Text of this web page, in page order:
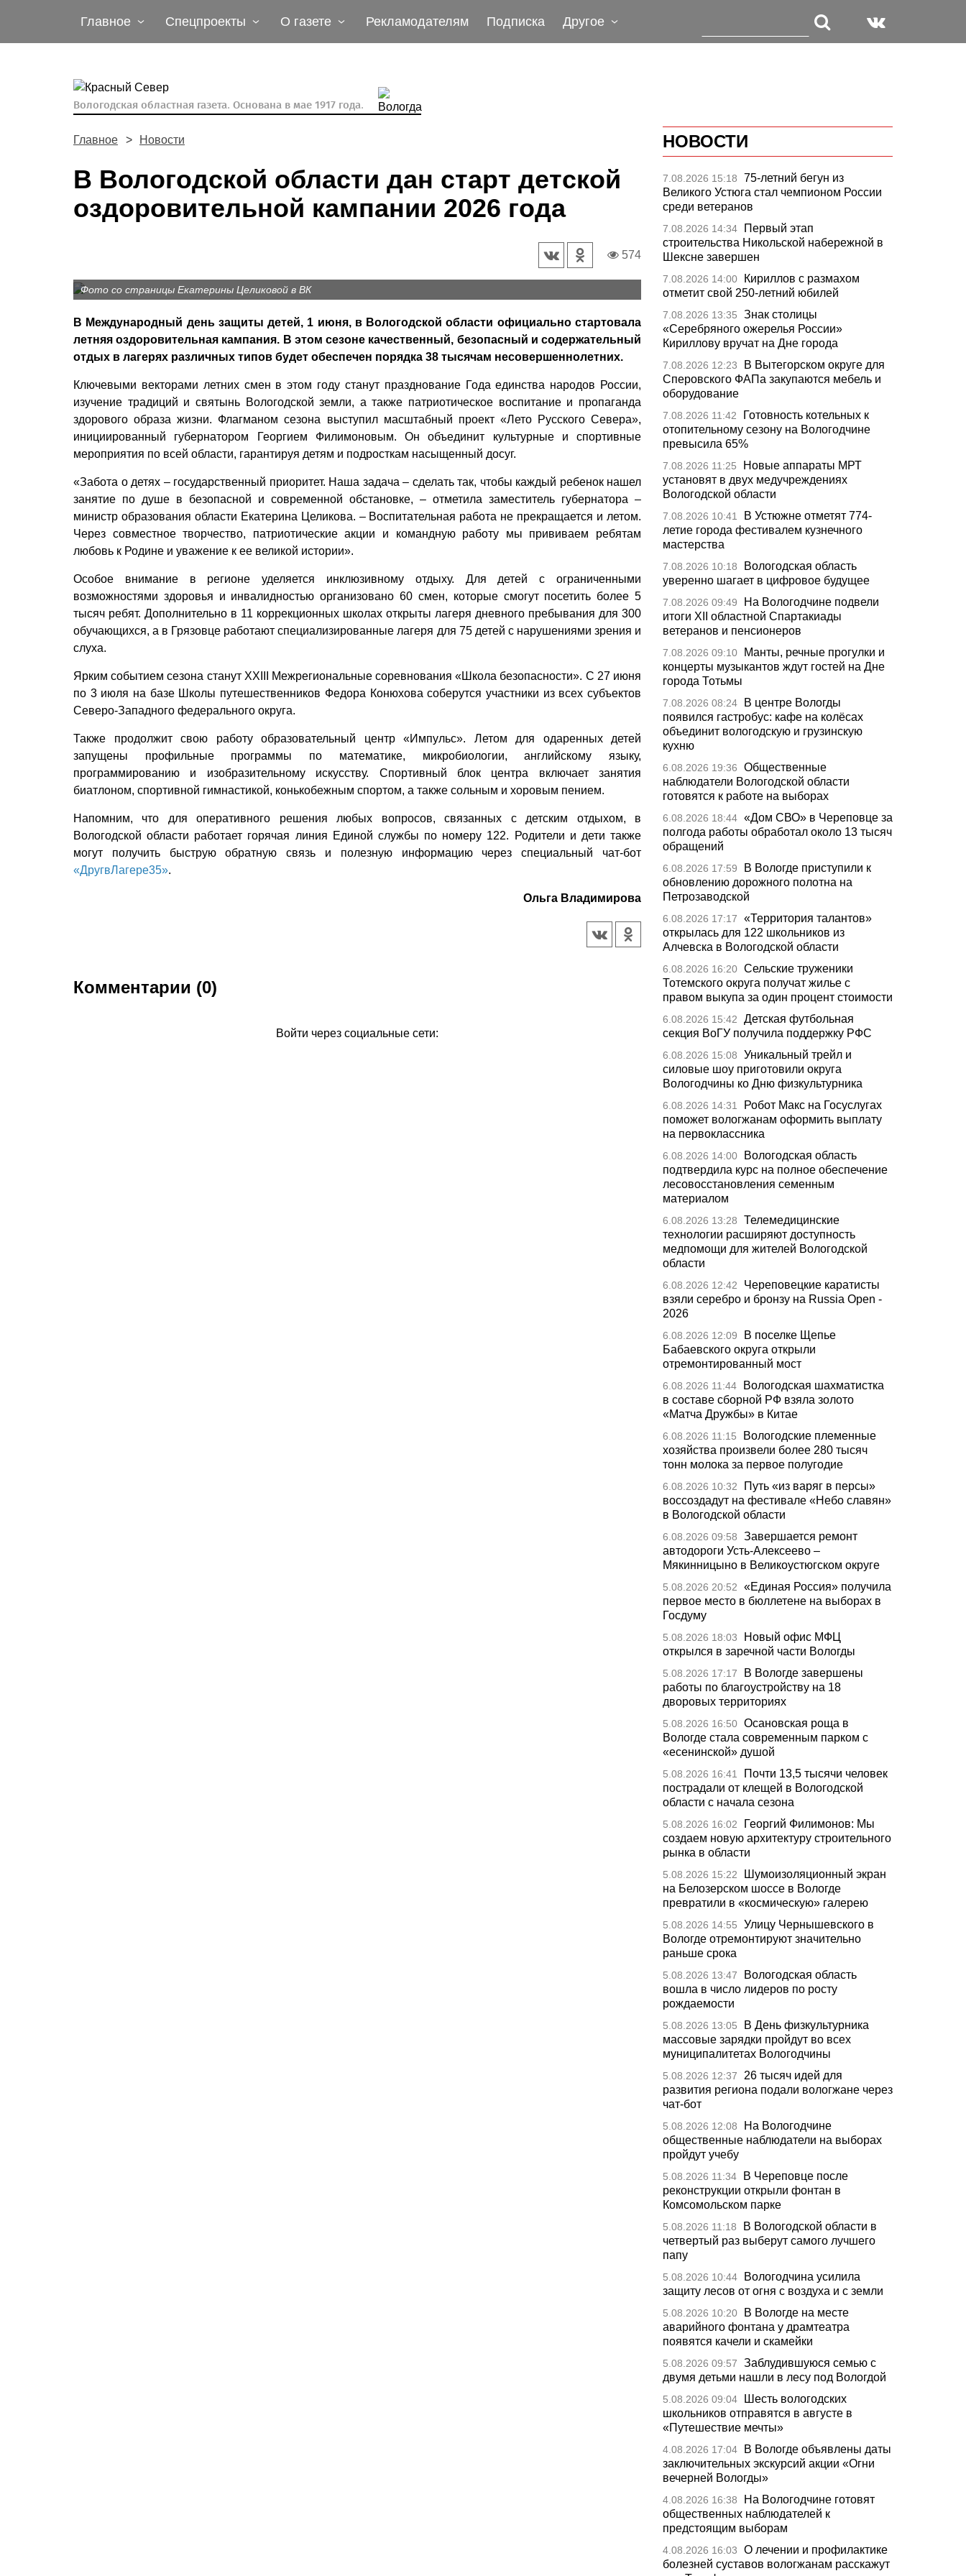
Главное Спецпроекты О газете Рекламодателям Подписка Другое
Вологодская областная газета. Основана в мае 1917 года.
Главное Новости
В Вологодской области дан старт детской
оздоровительной кампании 2026 года
574
Фото со страницы Екатерины Целиковой в ВК
В Международный день защиты детей, 1 июня, в Вологодской области официально стартовала
летняя оздоровительная кампания. В этом сезоне качественный, безопасный и содержательный
отдых в лагерях различных типов будет обеспечен порядка 38 тысячам несовершеннолетних.
Ключевыми векторами летних смен в этом году станут празднование Года единства народов России,
изучение традиций и святынь Вологодской земли, а также патриотическое воспитание и пропаганда
здорового образа жизни. Флагманом сезона выступил масштабный проект «Лето Русского Севера»,
инициированный губернатором Георгием Филимоновым. Он объединит культурные и спортивные
мероприятия по всей области, гарантируя детям и подросткам насыщенный досуг.
«Забота о детях – государственный приоритет. Наша задача – сделать так, чтобы каждый ребенок нашел
занятие по душе в безопасной и современной обстановке, – отметила заместитель губернатора –
министр образования области Екатерина Целикова. – Воспитательная работа не прекращается и летом.
Через совместное творчество, патриотические акции и командную работу мы прививаем ребятам
любовь к Родине и уважение к ее великой истории».
Особое внимание в регионе уделяется инклюзивному отдыху. Для детей с ограниченными
возможностями здоровья и инвалидностью организовано 60 смен, которые смогут посетить более 5
тысяч ребят. Дополнительно в 11 коррекционных школах открыты лагеря дневного пребывания для 300
обучающихся, а в Грязовце работают специализированные лагеря для 75 детей с нарушениями зрения и
слуха.
Ярким событием сезона станут XXIII Межрегиональные соревнования «Школа безопасности». С 27 июня
по 3 июля на базе Школы путешественников Федора Конюхова соберутся участники из всех субъектов
Северо-Западного федерального округа.
Также продолжит свою работу образовательный центр «Импульс». Летом для одаренных детей
запущены профильные программы по математике, микробиологии, английскому языку,
программированию и изобразительному искусству. Спортивный блок центра включает занятия
биатлоном, спортивной гимнастикой, конькобежным спортом, а также сольным и хоровым пением.
Напомним, что для оперативного решения любых вопросов, связанных с детским отдыхом, в
Вологодской области работает горячая линия Единой службы по номеру 122. Родители и дети также
могут получить быструю обратную связь и полезную информацию через специальный чат-бот
«ДругвЛагере35».
Ольга Владимирова
Комментарии (0)
Войти через социальные сети:
НОВОСТИ
7.08.2026 15:18
75-летний бегун из
Великого Устюга стал чемпионом России
среди ветеранов
7.08.2026 14:34
Первый этап
строительства Никольской набережной в
Шексне завершен
7.08.2026 14:00
Кириллов с размахом
отметит свой 250-летний юбилей
7.08.2026 13:35
Знак столицы
«Серебряного ожерелья России»
Кириллову вручат на Дне города
7.08.2026 12:23
В Вытегорском округе для
Сперовского ФАПа закупаются мебель и
оборудование
7.08.2026 11:42
Готовность котельных к
отопительному сезону на Вологодчине
превысила 65%
7.08.2026 11:25
Новые аппараты МРТ
установят в двух медучреждениях
Вологодской области
7.08.2026 10:41
В Устюжне отметят 774-
летие города фестивалем кузнечного
мастерства
7.08.2026 10:18
Вологодская область
уверенно шагает в цифровое будущее
7.08.2026 09:49
На Вологодчине подвели
итоги XII областной Спартакиады
ветеранов и пенсионеров
7.08.2026 09:10
Манты, речные прогулки и
концерты музыкантов ждут гостей на Дне
города Тотьмы
7.08.2026 08:24
В центре Вологды
появился гастробус: кафе на колёсах
объединит вологодскую и грузинскую
кухню
6.08.2026 19:36
Общественные
наблюдатели Вологодской области
готовятся к работе на выборах
6.08.2026 18:44 «Дом СВО» в Череповце за
полгода работы обработал около 13 тысяч
обращений
6.08.2026 17:59
В Вологде приступили к
обновлению дорожного полотна на
Петрозаводской
6.08.2026 17:17
«Территория талантов»
открылась для 122 школьников из
Алчевска в Вологодской области
6.08.2026 16:20 Сельские труженики
Тотемского округа получат жилье с
правом выкупа за один процент стоимости
6.08.2026 15:42
Детская футбольная
секция ВоГУ получила поддержку РФС
6.08.2026 15:08
Уникальный трейл и
силовые шоу приготовили округа
Вологодчины ко Дню физкультурника
6.08.2026 14:31
Робот Макс на Госуслугах
поможет вологжанам оформить выплату
на первоклассника
6.08.2026 14:00
Вологодская область
подтвердила курс на полное обеспечение
лесовосстановления семенным
материалом
6.08.2026 13:28
Телемедицинские
технологии расширяют доступность
медпомощи для жителей Вологодской
области
6.08.2026 12:42
Череповецкие каратисты
взяли серебро и бронзу на Russia Open -
2026
6.08.2026 12:09
В поселке Щепье
Бабаевского округа открыли
отремонтированный мост
6.08.2026 11:44
Вологодская шахматистка
в составе сборной РФ взяла золото
«Матча Дружбы» в Китае
6.08.2026 11:15
Вологодские племенные
хозяйства произвели более 280 тысяч
тонн молока за первое полугодие
6.08.2026 10:32
Путь «из варяг в персы»
воссоздадут на фестивале «Небо славян»
в Вологодской области
6.08.2026 09:58
Завершается ремонт
автодороги Усть-Алексеево –
Мякинницыно в Великоустюгском округе
5.08.2026 20:52
«Единая Россия» получила
первое место в бюллетене на выборах в
Госдуму
5.08.2026 18:03
Новый офис МФЦ
открылся в заречной части Вологды
5.08.2026 17:17
В Вологде завершены
работы по благоустройству на 18
дворовых территориях
5.08.2026 16:50 Осановская роща в
Вологде стала современным парком с
«есенинской» душой
5.08.2026 16:41
Почти 13,5 тысячи человек
пострадали от клещей в Вологодской
области с начала сезона
5.08.2026 16:02
Георгий Филимонов: Мы
создаем новую архитектуру строительного
рынка в области
5.08.2026 15:22
Шумоизоляционный экран
на Белозерском шоссе в Вологде
превратили в «космическую» галерею
5.08.2026 14:55
Улицу Чернышевского в
Вологде отремонтируют значительно
раньше срока
5.08.2026 13:47
Вологодская область
вошла в число лидеров по росту
рождаемости
5.08.2026 13:05
В День физкультурника
массовые зарядки пройдут во всех
муниципалитетах Вологодчины
5.08.2026 12:37
26 тысяч идей для
развития региона подали вологжане через
чат-бот
5.08.2026 12:08
На Вологодчине
общественные наблюдатели на выборах
пройдут учебу
5.08.2026 11:34
В Череповце после
реконструкции открыли фонтан в
Комсомольском парке
5.08.2026 11:18
В Вологодской области в
четвертый раз выберут самого лучшего
папу
5.08.2026 10:44
Вологодчина усилила
защиту лесов от огня с воздуха и с земли
5.08.2026 10:20
В Вологде на месте
аварийного фонтана у драмтеатра
появятся качели и скамейки
5.08.2026 09:57
Заблудившуюся семью с
двумя детьми нашли в лесу под Вологдой
5.08.2026 09:04
Шесть вологодских
школьников отправятся в августе в
«Путешествие мечты»
4.08.2026 17:04
В Вологде объявлены даты
заключительных экскурсий акции «Огни
вечерней Вологды»
4.08.2026 16:38
На Вологодчине готовят
общественных наблюдателей к
предстоящим выборам
4.08.2026 16:03
О лечении и профилактике
болезней суставов вологжанам расскажут